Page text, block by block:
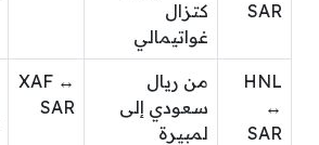
SAR
كتزال
غواتيمالي
HNL
↔
SAR
من ريال
سعودي إلى
لمبيرة
XAF ↔
SAR